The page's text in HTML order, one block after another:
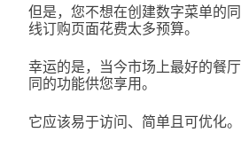
但是，您不想在创建数字菜单的
线订购页面花费太多预算。
幸运的是，当今市场上最好的餐
同的功能供您享用。
它应该易于访问、简单且可优化。